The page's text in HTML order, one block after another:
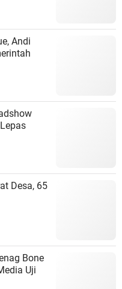
Andi
Desa, 65
Bone
Uji